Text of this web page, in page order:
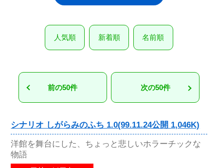
人気順 新着順 名前順
前の50件 次の50件
シナリオ しがらみのふち 1.0(99.11.24公開 1,046K)
洋館を舞台にした、ちょっと悲しいホラーチックな
物語